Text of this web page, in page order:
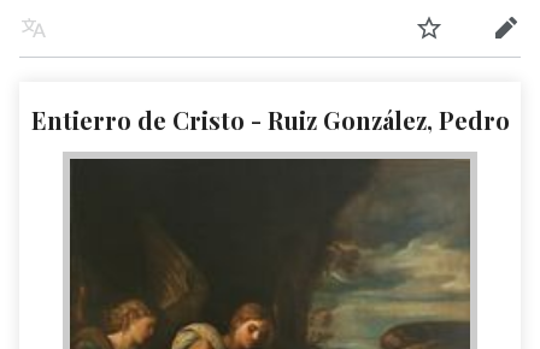
Entierro de Cristo - Ruiz González, Pedro